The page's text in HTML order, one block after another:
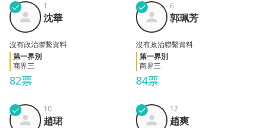
沈華
✓
82票
1
沈華
沒有政治聯繫資料
第一界別
商界三
郭珮
芳
✓
84票
6
郭珮芳
沒有政治聯繫資料
第一界別
商界三
趙珺
✓ 10
趙珺 趙爽
✓ 12
趙爽